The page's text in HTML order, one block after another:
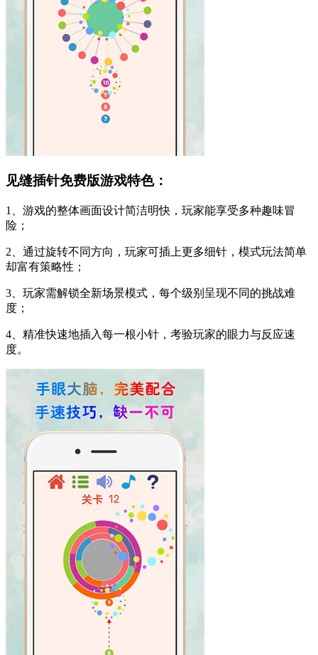
见缝插针免费版游戏特色：
1、游戏的整体画面设计简洁明快，玩家能享受多种趣味冒
险；
2、通过旋转不同方向，玩家可插上更多细针，模式玩法简单
却富有策略性；
3、玩家需解锁全新场景模式，每个级别呈现不同的挑战难
度；
4、精准快速地插入每一根小针，考验玩家的眼力与反应速
度。